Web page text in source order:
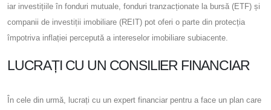
iar investițiile în fonduri mutuale, fonduri tranzacționate la bursă (ETF) și
companii de investiții imobiliare (REIT) pot oferi o parte din protecția
împotriva inflației percepută a intereselor imobiliare subiacente.
LUCRAȚI CU UN CONSILIER FINANCIAR
În cele din urmă, lucrați cu un expert financiar pentru a face un plan care